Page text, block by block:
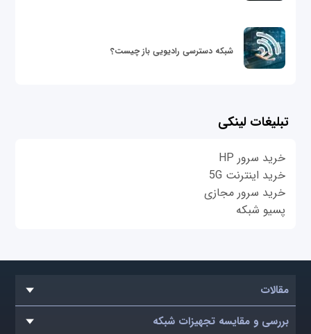
شبکه دسترسی رادیویی باز چیست؟
تبلیغات لینکی
خرید سرور HP
خرید اینترنت 5G
خرید سرور مجازی
پسیو شبکه
مقالات
بررسی و مقایسه تجهیزات شبکه